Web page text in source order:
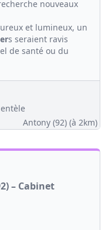
nouveaux
et lumineux, un
s seraient ravis
de santé ou du
Antony (92) (à 2km)
– Cabinet